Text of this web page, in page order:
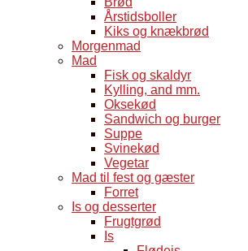
Årstidsboller
Kiks og knækbrød
Morgenmad
Mad
Fisk og skaldyr
Kylling, and mm.
Oksekød
Sandwich og burger
Suppe
Svinekød
Vegetar
Mad til fest og gæster
Forret
Is og desserter
Frugtgrød
Is